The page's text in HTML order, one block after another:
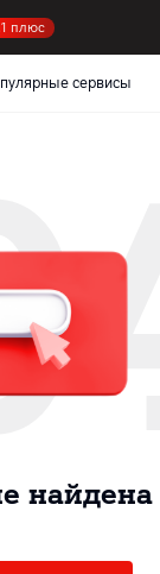
плюс
сервисы
найдена